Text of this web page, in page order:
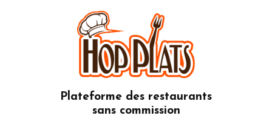
Plateforme des restaurants
sans commission